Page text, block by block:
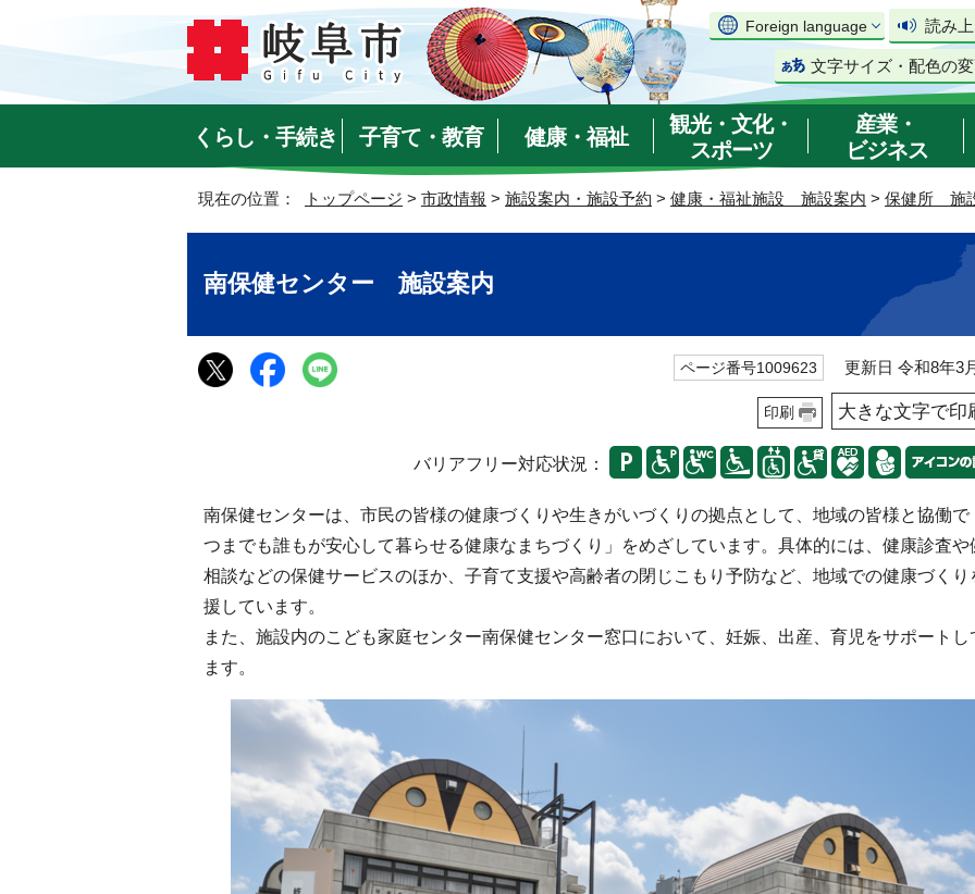
Foreign language 読み
文字サイズ・配色の
くらし・手続き 子育て・教育 健康・福祉
観光・文化・
スポーツ
産業・
ビジネス
現在の位置： トップページ > 市政情報 > 施設案内・施設予約 > 健康・福祉施設 施設案内 > 保健所 施
南保健センター 施設案内
ページ番号1009623 更新日 令和8年3
印刷 大きな文字で印
バリアフリー対応状況：
南保健センターは、市民の皆様の健康づくりや生きがいづくりの拠点として、地域の皆様と協働で
つまでも誰もが安心して暮らせる健康なまちづくり」をめざしています。具体的には、健康診査や
相談などの保健サービスのほか、子育て支援や高齢者の閉じこもり予防など、地域での健康づくり
援しています。
また、施設内のこども家庭センター南保健センター窓口において、妊娠、出産、育児をサポートし
ます。